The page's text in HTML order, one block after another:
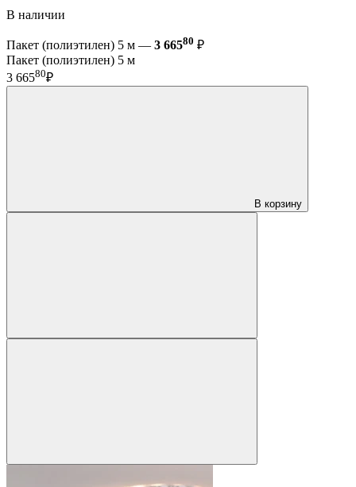
В наличии
Пакет (полиэтилен) 5 м — 3 66580 ₽
Пакет (полиэтилен) 5 м
3 66580₽
В корзину